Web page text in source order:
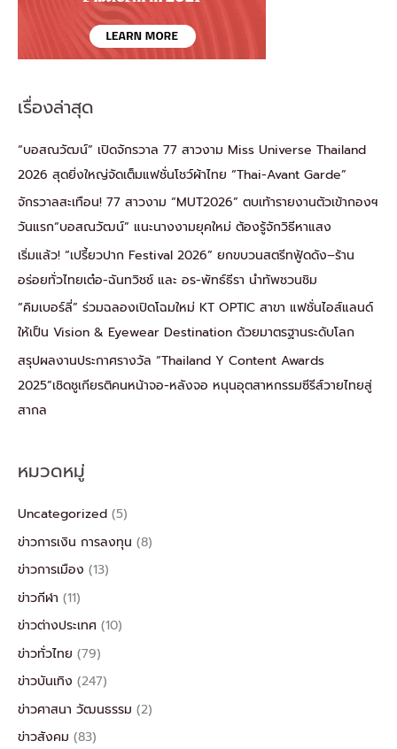
เรื่องล่าสุด
“บอสณวัฒน์” เปิดจักรวาล 77 สาวงาม Miss Universe Thailand
2026 สุดยิ่งใหญ่จัดเต็มแฟชั่นโชว์ผ้าไทย “Thai-Avant Garde”
จักรวาลสะเทือน! 77 สาวงาม “MUT2026” ตบเท้ารายงานตัวเข้ากองฯ
วันแรก“บอสณวัฒน์” แนะนางงามยุคใหม่ ต้องรู้จักวิธีหาแสง
เริ่มแล้ว! “เปรี้ยวปาก Festival 2026” ยกขบวนสตรีทฟู้ดดัง–ร้าน
อร่อยทั่วไทยเต๋อ-ฉันทวิชช์ และ อร-พัทธ์ธีรา นำทัพชวนชิม
“คิมเบอร์ลี่” ร่วมฉลองเปิดโฉมใหม่ KT OPTIC สาขา แฟชั่นไอส์แลนด์
ให้เป็น Vision & Eyewear Destination ด้วยมาตรฐานระดับโลก
สรุปผลงานประกาศรางวัล “Thailand Y Content Awards
2025”เชิดชูเกียรติคนหน้าจอ-หลังจอ หนุนอุตสาหกรรมซีรีส์วายไทยสู่
สากล
หมวดหมู่
Uncategorized (5)
ข่าวการเงิน การลงทุน (8)
ข่าวการเมือง (13)
ข่าวกีฬา (11)
ข่าวต่างประเทศ (10)
ข่าวทั่วไทย (79)
ข่าวบันเทิง (247)
ข่าวศาสนา วัฒนธรรม (2)
ข่าวสังคม (83)